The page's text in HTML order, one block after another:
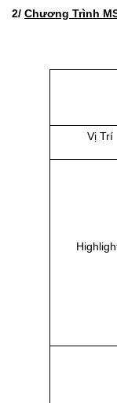
2/ Chương Trình
Vị Trí